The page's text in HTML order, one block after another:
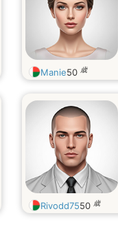
Manie50 歳
Rivodd7550 歳